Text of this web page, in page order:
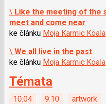
\ Like the meeting of the
meet and come near
ke článku Moja Karmic Koala
\ We all live in the past
ke článku Moja Karmic Koala
Témata
10.04 9.10 artwork